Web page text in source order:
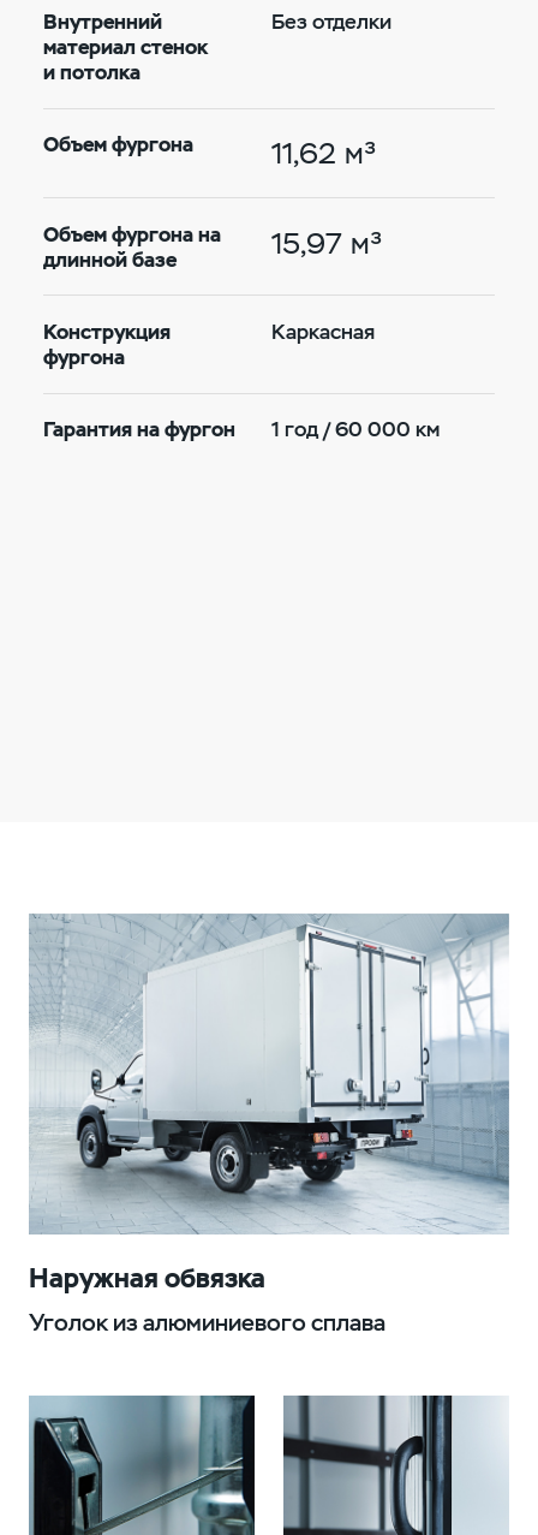
Внутренний
материал стенок
и потолка
Без отделки
Объем фургона 11,62 м³
Объем фургона на
длинной базе
15,97 м³
Конструкция
фургона
Каркасная
Гарантия на фургон 1 год / 60 000 км
Наружная обвязка
Уголок из алюминиевого сплава